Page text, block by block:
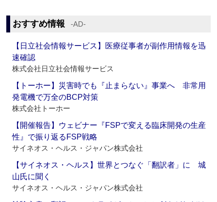
おすすめ情報 ‐AD‐
【日立社会情報サービス】医療従事者が副作用情報を迅
速確認
株式会社日立社会情報サービス
【トーホー】災害時でも『止まらない』事業へ 非常用
発電機で万全のBCP対策
株式会社トーホー
【開催報告】ウェビナー『FSPで変える臨床開発の生産
性』で振り返るFSP戦略
サイネオス・ヘルス・ジャパン株式会社
【サイネオス・ヘルス】世界とつなぐ「翻訳者」に 城
山氏に聞く
サイネオス・ヘルス・ジャパン株式会社